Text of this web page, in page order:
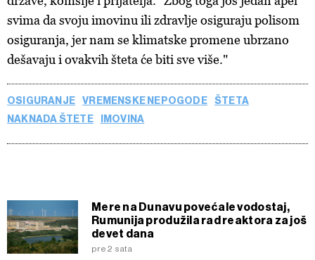
svima da svoju imovinu ili zdravlje osiguraju polisom
osiguranja, jer nam se klimatske promene ubrzano
dešavaju i ovakvih šteta će biti sve više."
OSIGURANJE VREMENSKE NEPOGODE ŠTETA
NAKNADA ŠTETE
IMOVINA
Mere na Dunavu povećale vodostaj,
Rumunija produžila rad reaktora za još
devet dana
pre 2 sata